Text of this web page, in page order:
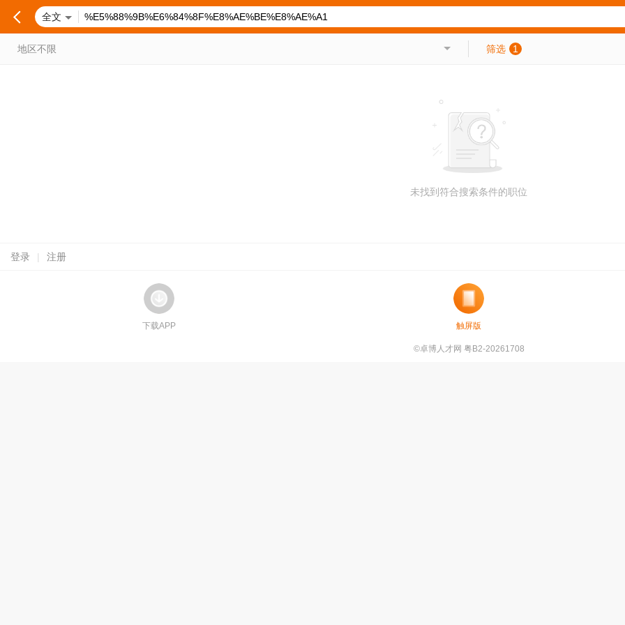
全文
地区不限 筛选 1
未找到符合搜索条件的职位
登录 | 注册
下载APP 触屏版
©卓博人才网 粤B2-20261708